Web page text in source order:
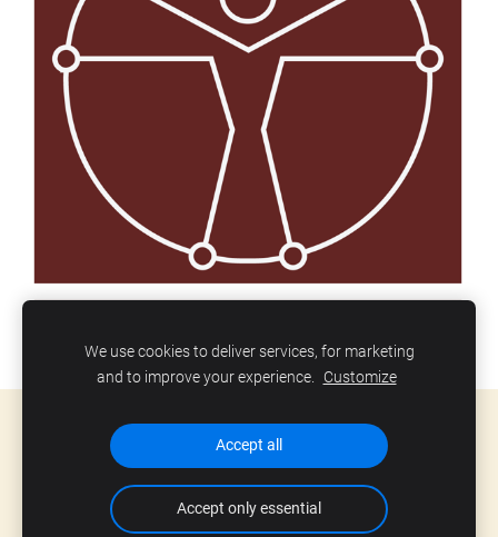
Cookie-fájlok
.
We use cookies to deliver services, for marketing
and to improve your experience. Customize
Accept all
Accept only essential